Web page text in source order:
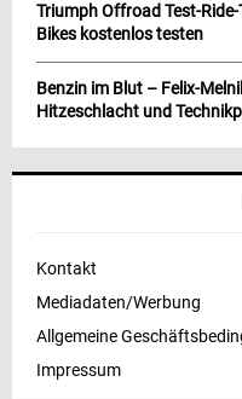
Triumph Offroad Test-
Bikes kostenlos testen
Benzin im Blut – Felix-
Hitzeschlacht und
Kontakt
Mediadaten/Werbung
Allgemeine
Impressum